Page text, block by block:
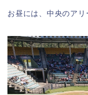
お昼には、中央のアリ